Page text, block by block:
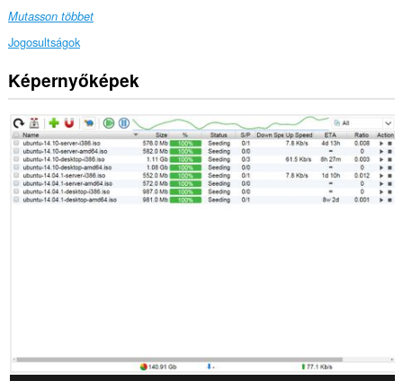
Mutasson többet
Jogosultságok
Ez
a
hozzáfér
az
adatához
az
összes
webhelyen.
to
Képernyőképek